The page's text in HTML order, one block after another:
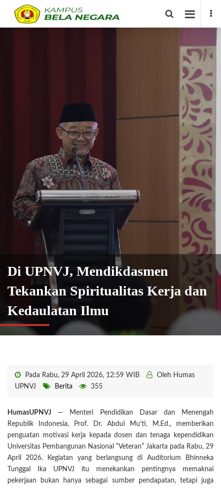
Di UPNVJ, Mendikdasmen
Tekankan Spiritualitas Kerja dan
Kedaulatan Ilmu
Pada Rabu, 29 April 2026, 12:59 WIB
Oleh Humas
UPNVJ
Berita 355
HumasUPNVJ — Menteri Pendidikan Dasar dan Menengah
Republik Indonesia, Prof. Dr. Abdul Mu’ti, M.Ed., memberikan
penguatan motivasi kerja kepada dosen dan tenaga kependidikan
Universitas Pembangunan Nasional “Veteran” Jakarta pada Rabu, 29
April 2026. Kegiatan yang berlangsung di Auditorium Bhinneka
Tunggal Ika UPNVJ itu menekankan pentingnya memaknai
pekerjaan bukan hanya sebagai sumber pendapatan, tetapi juga